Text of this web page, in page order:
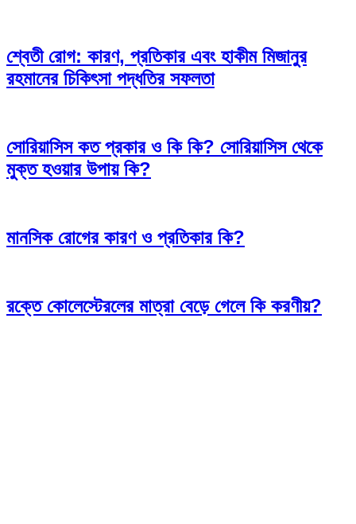
শ্বেতী রোগ: কারণ, প্রতিকার এবং হাকীম মিজানুর
রহমানের চিকিৎসা পদ্ধতির সফলতা
সোরিয়াসিস কত প্রকার ও কি কি? সোরিয়াসিস থেকে
মুক্ত হওয়ার উপায় কি?
মানসিক রোগের কারণ ও প্রতিকার কি?
রক্তে কোলেস্টেরলের মাত্রা বেড়ে গেলে কি করণীয়?